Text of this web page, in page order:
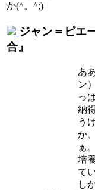
か(^。^;)
ジャン＝ピエ
合』
あ
ン
っ
納
う
か
ぁ
培
て
し